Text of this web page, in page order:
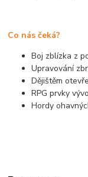
Co nás čeká?
Boj zblízka z
Upravování
Dějištěm
RPG prvky
Hordy